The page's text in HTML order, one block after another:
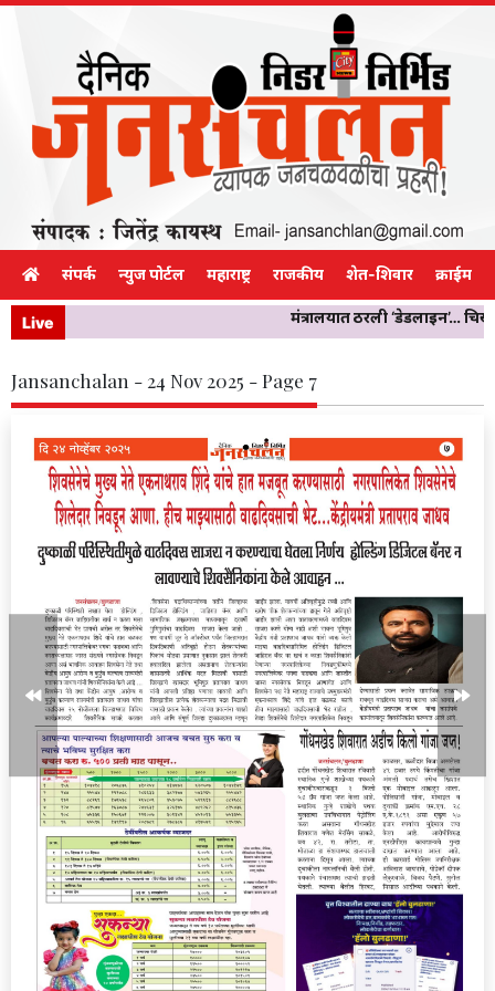
संपर्क न्युज पोर्टल महाराष्ट्र राजकीय शेत-शिवार क्राईम
Live मंत्रालयात ठरली ‘डेडलाइन’…
Jansanchalan - 24 Nov 2025 - Page 7